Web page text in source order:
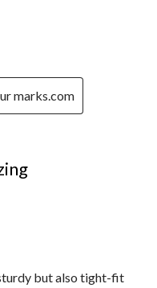
marks.com
but also tight-fit